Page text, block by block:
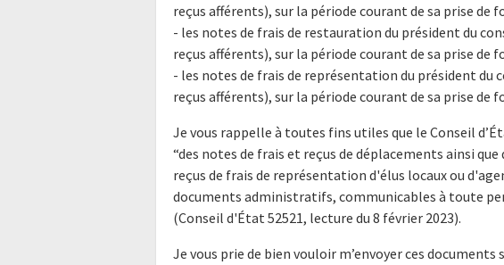
reçus afférents), sur la période courant de sa prise de
- les notes de frais de restauration du président du
reçus afférents), sur la période courant de sa prise de
- les notes de frais de représentation du président du
reçus afférents), sur la période courant de sa prise de
Je vous rappelle à toutes fins utiles que le Conseil
“des notes de frais et reçus de déplacements ainsi
reçus de frais de représentation d'élus locaux ou
documents administratifs, communicables à toute
(Conseil d'État 52521, lecture du 8 février 2023).
Je vous prie de bien vouloir m’envoyer ces